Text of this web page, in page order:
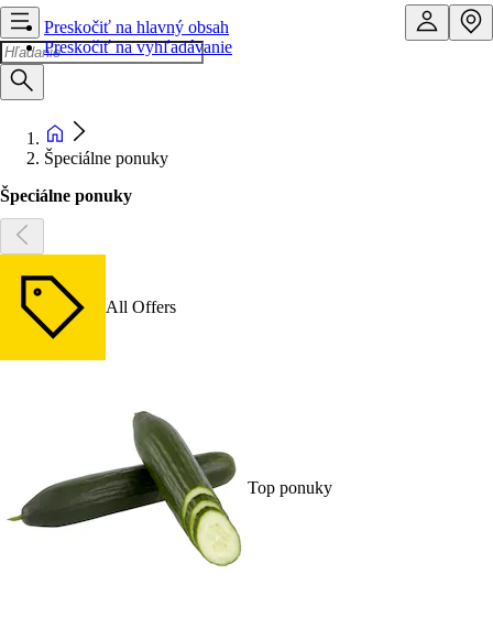
Preskočiť na hlavný obsah
Preskočiť na vyhľadávanie
Špeciálne ponuky
Špeciálne ponuky
All Offers
Top ponuky